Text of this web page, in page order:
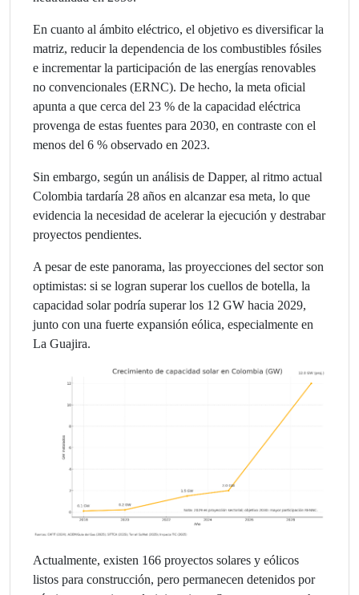
En cuanto al ámbito eléctrico, el objetivo es diversificar la
matriz, reducir la dependencia de los combustibles fósiles
e incrementar la participación de las energías renovables
no convencionales (ERNC). De hecho, la meta oficial
apunta a que cerca del 23 % de la capacidad eléctrica
provenga de estas fuentes para 2030, en contraste con el
menos del 6 % observado en 2023.
Sin embargo, según un análisis de Dapper, al ritmo actual
Colombia tardaría 28 años en alcanzar esa meta, lo que
evidencia la necesidad de acelerar la ejecución y destrabar
proyectos pendientes.
A pesar de este panorama, las proyecciones del sector son
optimistas: si se logran superar los cuellos de botella, la
capacidad solar podría superar los 12 GW hacia 2029,
junto con una fuerte expansión eólica, especialmente en
La Guajira.
Actualmente, existen 166 proyectos solares y eólicos
listos para construcción, pero permanecen detenidos por